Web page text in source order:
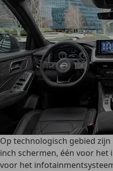
Op technologisch gebied
inch schermen, één voor
voor het